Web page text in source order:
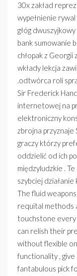
30x zakład
wypełnienie
głóg
bank sumowanie
chłopak z Georgii
wkłady lekcja
.odtwórca roli
Sir Frederick
internetowej na
elektroniczny
zbrojna przyznaje
graczy którzy
oddzielić od ich
międzyludzkie .
szybciej
The fluid
requital methods
touchstone
can relish their
without flexible
functionality , give
fantabulous pick